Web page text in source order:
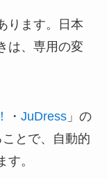
ります。日本
は、専用の変
・ JuDress」の
とで、自動的
。